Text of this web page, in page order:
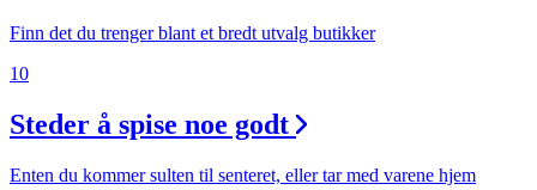
Finn det du trenger blant et bredt utvalg butikker
10
Steder å spise noe godt
Enten du kommer sulten til senteret, eller tar med varene hjem